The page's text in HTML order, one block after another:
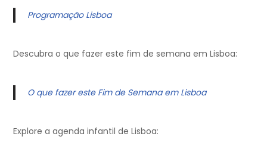
Programação Lisboa
Descubra o que fazer este fim de semana em Lisboa:
O que fazer este Fim de Semana em Lisboa
Explore a agenda infantil de Lisboa: